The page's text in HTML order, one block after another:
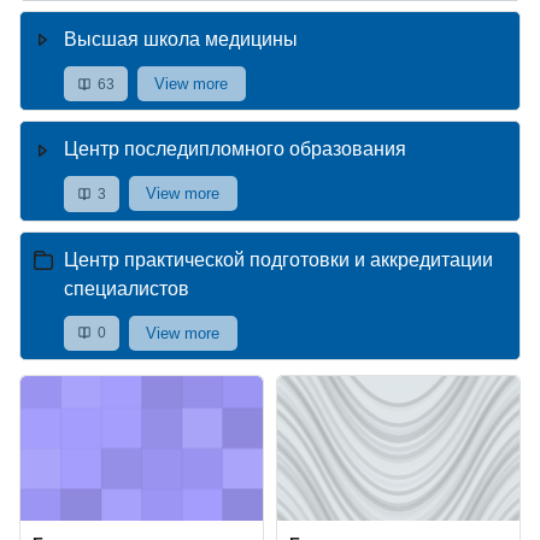
Высшая школа медицины
63 View more
Центр последипломного образования
3 View more
Центр практической подготовки и аккредитации
специалистов
0 View more
Course image" Безопасность жизнедеятельностиCourse image" Биотехнология и